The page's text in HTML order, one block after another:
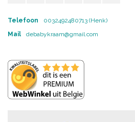
Telefoon
0032492480713 (Henk)
Mail
debabykraam@gmail.com